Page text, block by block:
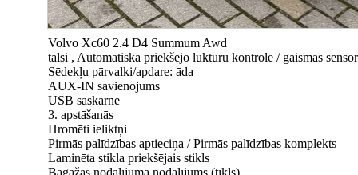
Volvo Xc60 2.4 D4 Summum Awd
talsi , Automātiska priekšējo lukturu kontrole / gaismas
Sēdekļu pārvalki/apdare: āda
AUX-IN savienojums
USB saskarne
3. apstāšanās
Hromēti ieliktņi
Pirmās palīdzības aptieciņa / Pirmās palīdzības komplekts
Laminēta stikla priekšējais stikls
Bagāžas nodalījuma nodalījums (tīkls)